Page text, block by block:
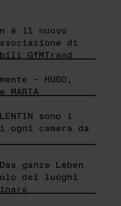
è il nuovo
di
GfMTrend
– HUGO,
MARTA
sono i
camera da
ganze Leben
dei luoghi